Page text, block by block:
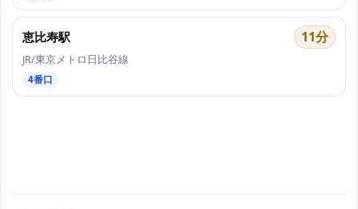
恵比寿駅 11分
JR/東京メトロ日比谷線
4番口